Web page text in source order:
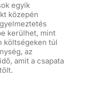
egyik
közepén
kerülhet, mint
költségeken túl
az
amit a csapata